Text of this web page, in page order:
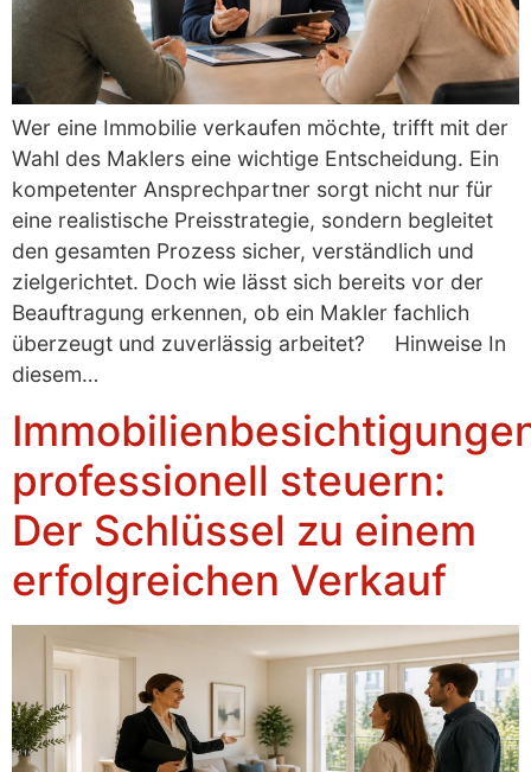
Wer eine Immobilie verkaufen möchte, trifft mit der
Wahl des Maklers eine wichtige Entscheidung. Ein
kompetenter Ansprechpartner sorgt nicht nur für
eine realistische Preisstrategie, sondern begleitet
den gesamten Prozess sicher, verständlich und
zielgerichtet. Doch wie lässt sich bereits vor der
Beauftragung erkennen, ob ein Makler fachlich
überzeugt und zuverlässig arbeitet? Hinweise In
diesem…
professionell steuern:
Der Schlüssel zu einem
erfolgreichen Verkauf